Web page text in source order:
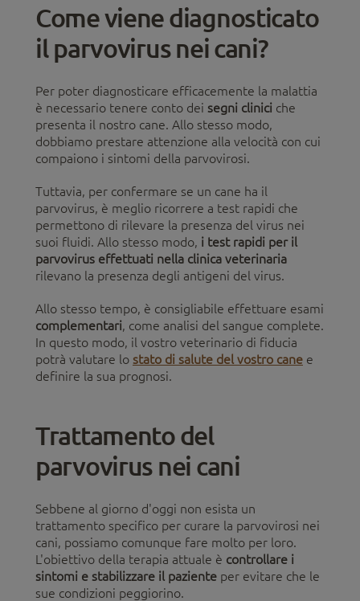
Come viene diagnosticato
il parvovirus nei cani?
Per poter diagnosticare efficacemente la malattia
è necessario tenere conto dei segni clinici che
presenta il nostro cane. Allo stesso modo,
dobbiamo prestare attenzione alla velocità con cui
compaiono i sintomi della parvovirosi.
Tuttavia, per confermare se un cane ha il
parvovirus, è meglio ricorrere a test rapidi che
permettono di rilevare la presenza del virus nei
suoi fluidi. Allo stesso modo, i test rapidi per il
parvovirus effettuati nella clinica veterinaria
rilevano la presenza degli antigeni del virus.
Allo stesso tempo, è consigliabile effettuare esami
complementari , come analisi del sangue complete.
In questo modo, il vostro veterinario di fiducia
potrà valutare lo stato di salute del vostro cane e
definire la sua prognosi.
Trattamento del
parvovirus nei cani
Sebbene al giorno d'oggi non esista un
trattamento specifico per curare la parvovirosi nei
cani, possiamo comunque fare molto per loro.
L'obiettivo della terapia attuale è controllare i
sintomi e stabilizzare il paziente per evitare che le
sue condizioni peggiorino.